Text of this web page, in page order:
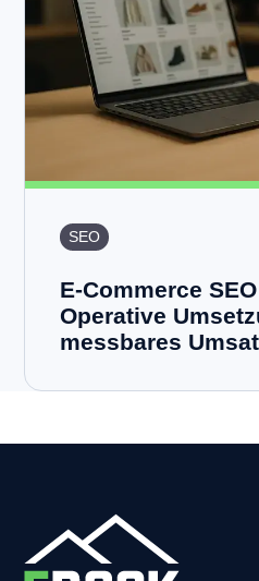
SEO
E-Commerce
Operative
messbares